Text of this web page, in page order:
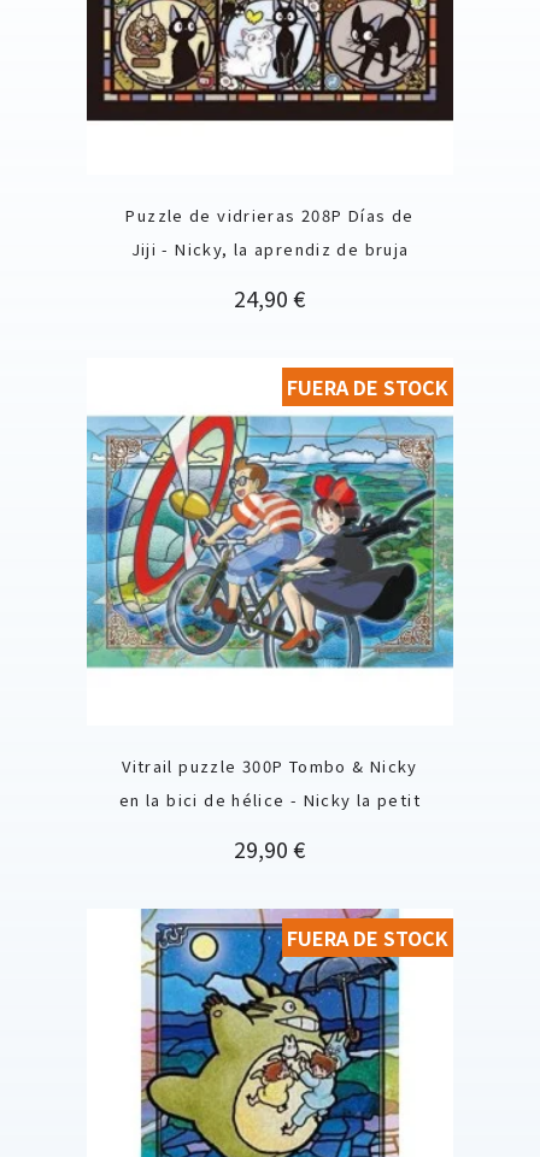
Puzzle de vidrieras 208P Días de
Jiji - Nicky, la aprendiz de bruja
Precio
24,90 €
Vitrail puzzle 300P Tombo & Nicky
en la bici de hélice - Nicky la petit
Precio
29,90 €
FUERA DE STOCK
FUERA DE STOCK